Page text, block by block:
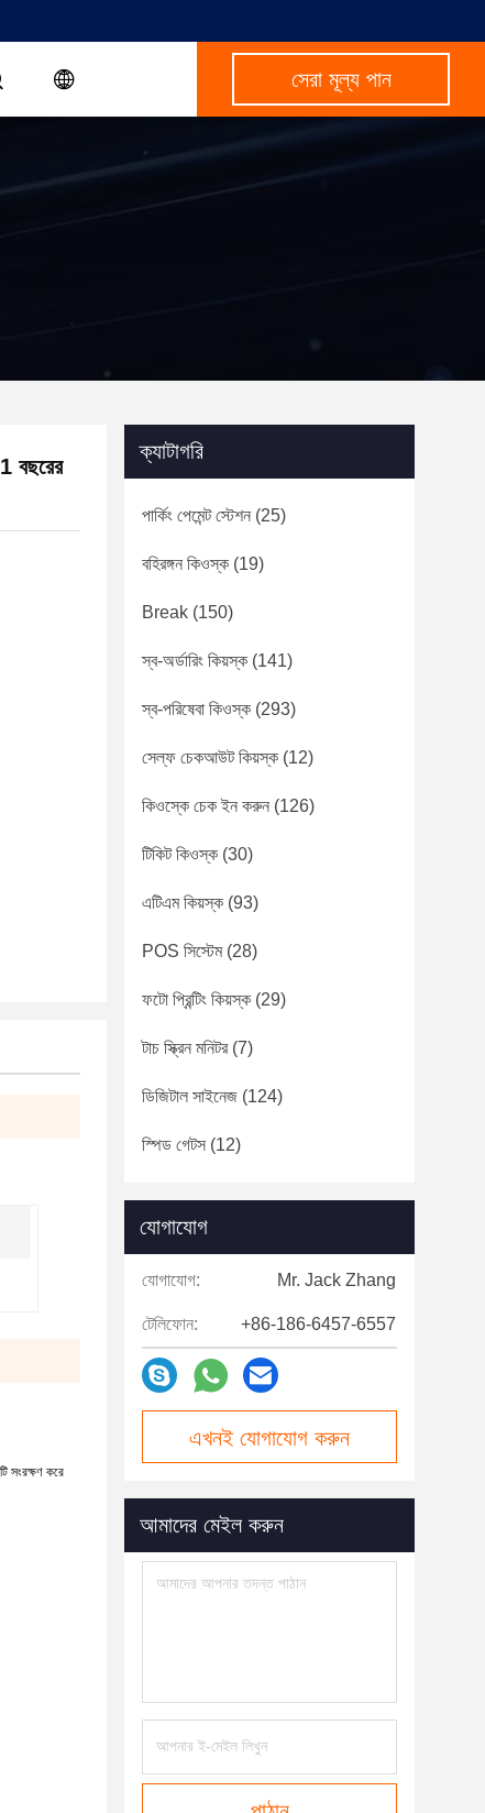
সেরা মূল্য পান
বছরের
সংরক্ষণ করে
ক্যাটাগরি
পার্কিং পেমেন্ট স্টেশন (25)
বহিরঙ্গন কিওস্ক (19)
Break (150)
স্ব-অর্ডারিং কিয়স্ক (141)
স্ব-পরিষেবা কিওস্ক (293)
সেল্ফ চেকআউট কিয়স্ক (12)
কিওস্কে চেক ইন করুন (126)
টিকিট কিওস্ক (30)
এটিএম কিয়স্ক (93)
POS সিস্টেম(28)
ফটো প্রিন্টিং কিয়স্ক (29)
টাচ স্ক্রিন মনিটর(7)
ডিজিটাল সাইনেজ (124)
স্পিড গেটস (12)
যোগাযোগ
যোগাযোগ: Mr. Jack Zhang
টেলিফোন: +86-186-6457-6557
এখনই যোগাযোগ করুন
আমাদের মেইল ​​করুন